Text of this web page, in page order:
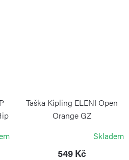
Taška Kipling ELENI Open
Orange GZ
Skladem
549 Kč